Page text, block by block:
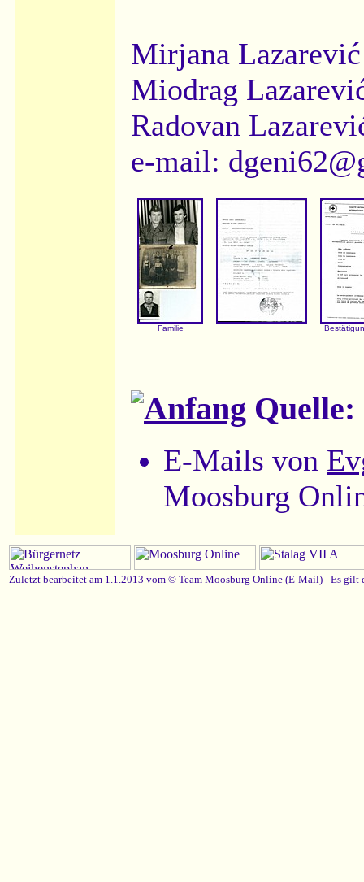
Mirjana Lazarević
Miodrag
Radovan
e-mail:
Familie
Quelle:
E-Mails von
Moosburg
Zuletzt bearbeitet am 1.1.2013 vom © Team Moosburg Online (E-Mail) - Es gilt